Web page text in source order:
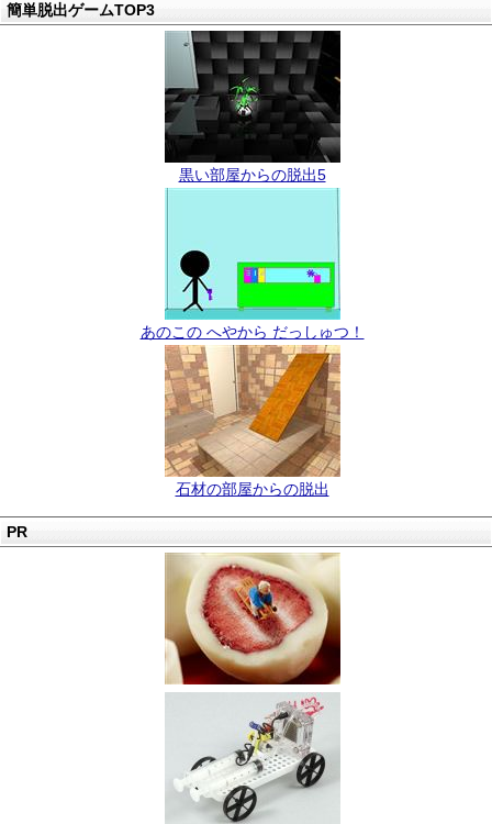
簡単脱出ゲームTOP3
黒い部屋からの脱出5
あのこの へやから だっしゅつ！
石材の部屋からの脱出
PR